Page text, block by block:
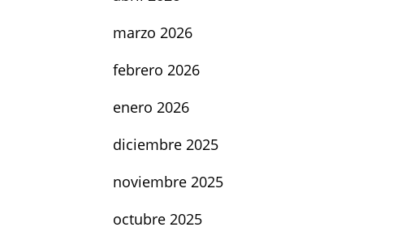
marzo 2026
febrero 2026
enero 2026
diciembre 2025
noviembre 2025
octubre 2025